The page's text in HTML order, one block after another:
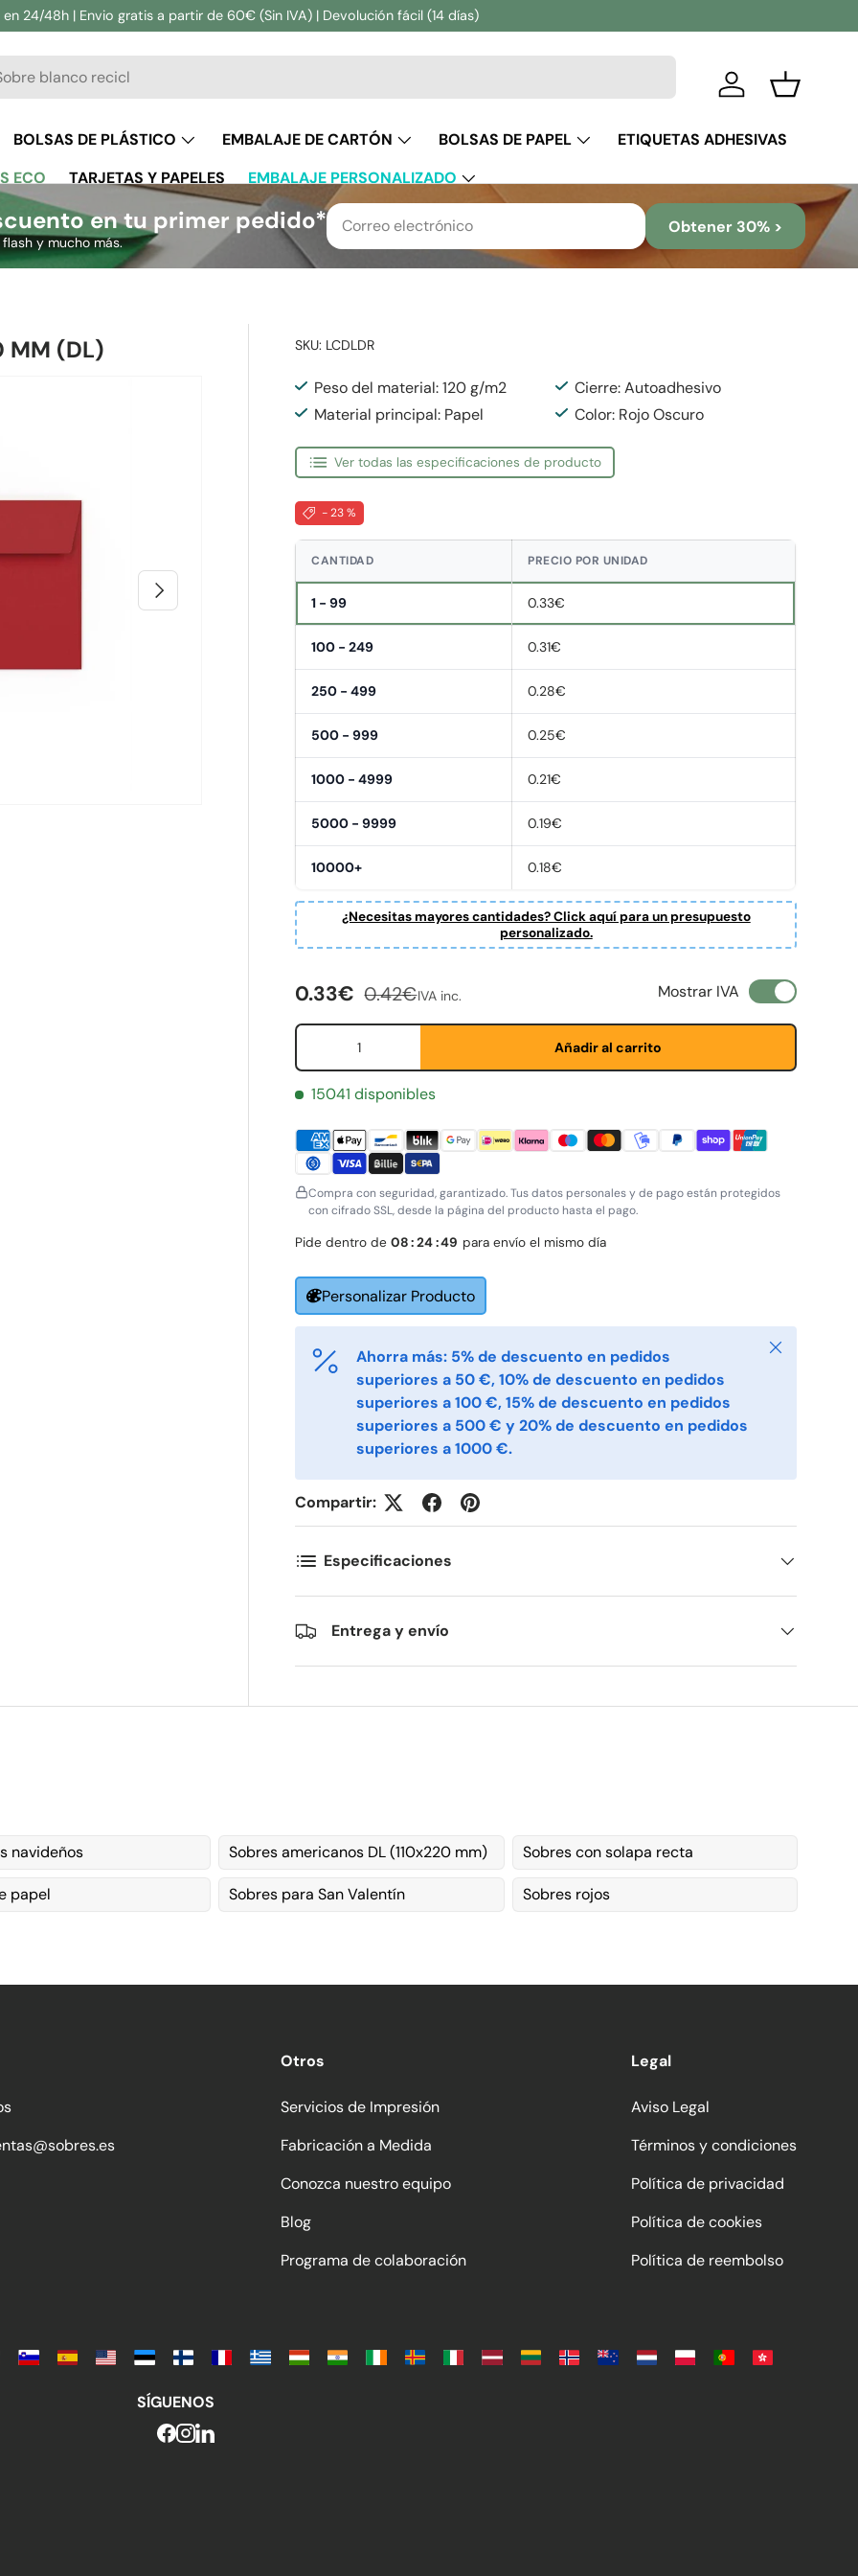
en 24/48h | Envio gratis a partir de 60€ (Sin IVA) | Devolución fácil (14 días)
Iniciar sesión
Cesta
BOLSAS DE PLÁSTICO EMBALAJE DE CARTÓN BOLSAS DE PAPEL
ETIQUETAS ADHESIVAS
ECO
TARJETAS Y PAPELES EMBALAJE PERSONALIZADO
en tu primer pedido*
y mucho más.
Obtener 30% >
MM (DL)
Siguiente
SKU: LCDLDR
Peso del material: 120 g/m2
Cierre: Autoadhesivo
Material principal: Papel
Color: Rojo Oscuro
Ver todas las especificaciones de producto
- 23 %
CANTIDAD PRECIO POR UNIDAD
1 - 99 0.33€
100 - 249 0.31€
250 - 499 0.28€
500 - 999 0.25€
1000 - 4999 0.21€
5000 - 9999 0.19€
10000+ 0.18€
¿Necesitas mayores cantidades? Click aquí para un presupuesto
personalizado.
Precio de venta
0.33€ Precio normal
0.42€IVA inc. Mostrar IVA
Cant.
Añadir al carrito
15041 disponibles
Compra con seguridad, garantizado. Tus datos personales y de pago están protegidos
con cifrado SSL, desde la página del producto hasta el pago.
Pide dentro de 08:24:48 para envío el mismo día
Personalizar Producto
Ahorra más: 5% de descuento en pedidos
superiores a 50 €, 10% de descuento en pedidos
superiores a 100 €, 15% de descuento en pedidos
superiores a 500 € y 20% de descuento en pedidos
superiores a 1000 €.
Cerrar
Compartir:
Especificaciones
Entrega y envío
navideños Sobres americanos DL (110x220 mm) Sobres con solapa recta
papel Sobres para San Valentín Sobres rojos
Otros
Servicios de Impresión
Fabricación a Medida
Conozca nuestro equipo
Blog
Programa de colaboración
Legal
Aviso Legal
Términos y condiciones
Política de privacidad
Política de cookies
Política de reembolso
SÍGUENOS